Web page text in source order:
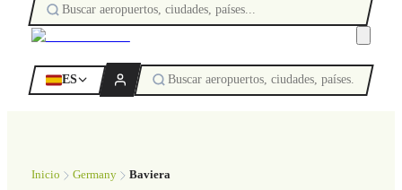
ES
Inicio Germany Baviera